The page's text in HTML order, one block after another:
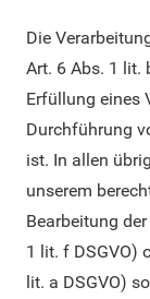
Die
Art. 6 Abs. 1 lit.
Erfüllung eines
Durchführung
ist. In allen
unserem
Bearbeitung
1 lit. f DSGVO)
lit. a DSGVO)